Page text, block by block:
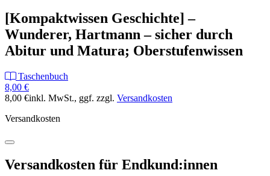
[Kompaktwissen Geschichte] –
Wunderer, Hartmann – sicher durch
Abitur und Matura; Oberstufenwissen
Taschenbuch
8,00 €
8,00 €inkl. MwSt., ggf. zzgl. Versandkosten
Versandkosten
Versandkosten für Endkund:innen